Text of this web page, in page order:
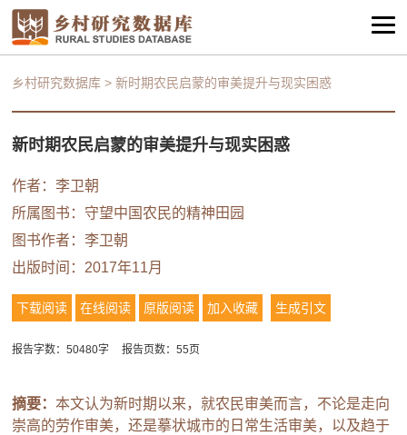
乡村研究数据库 >新时期农民启蒙的审美提升与现实困惑
新时期农民启蒙的审美提升与现实困惑
作者：李卫朝
所属图书： 守望中国农民的精神田园
图书作者：李卫朝
出版时间：2017年11月
下载阅读 在线阅读 原版阅读 加入收藏 生成引文
报告字数：50480字 报告页数：55页
摘要：本文认为新时期以来，就农民审美而言，不论是走向
崇高的劳作审美，还是摹状城市的日常生活审美，以及趋于